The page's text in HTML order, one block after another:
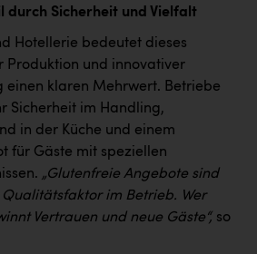
durch Sicherheit und Vielfalt
Hotellerie bedeutet dieses
Produktion und innovativer
einen klaren Mehrwert. Betriebe
Sicherheit im Handling,
in der Küche und einem
für Gäste mit speziellen
„Glutenfreie Angebote sind
im Betrieb. Wer
Vertrauen und neue Gäste“, so